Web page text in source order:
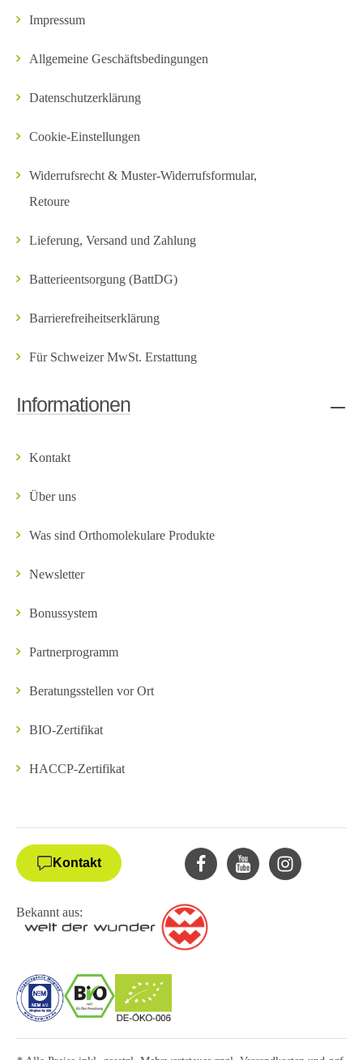
Impressum
Allgemeine Geschäftsbedingungen
Datenschutzerklärung
Cookie-Einstellungen
Widerrufsrecht & Muster-Widerrufsformular,
Retoure
Lieferung, Versand und Zahlung
Batterieentsorgung (BattDG)
Barrierefreiheitserklärung
Für Schweizer MwSt. Erstattung
Informationen
Kontakt
Über uns
Was sind Orthomolekulare Produkte
Newsletter
Bonussystem
Partnerprogramm
Beratungsstellen vor Ort
BIO-Zertifikat
HACCP-Zertifikat
Kontakt
Bekannt aus: